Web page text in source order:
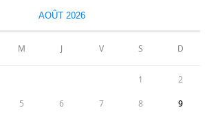
AOÛT 2026
M J V S D
1 2
5 6 7 8 9